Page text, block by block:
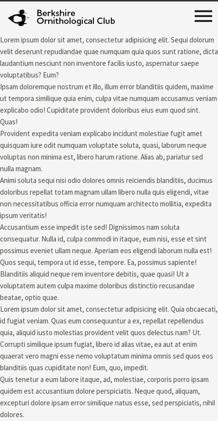
Lorem ipsum dolor sit amet, consectetur adipisicing elit. Sequi dolorum
velit deserunt repudiandae quae numquam quia quos sunt ratione, dicta
laudantium nesciunt non inventore facilis iusto, aspernatur saepe
voluptatibus? Eum?
Ipsam doloremque nostrum et illo, illum error blanditiis quidem, maxime
ut tempora similique quia enim, culpa vitae numquam accusamus veniam
explicabo odio! Cupiditate provident doloribus eius eum quod sint.
Quas!
Provident expedita veniam explicabo incidunt molestiae fugit amet
quisquam iure odit numquam voluptate soluta, quasi, laborum neque
voluptas non minima est, libero harum ratione. Alias ab, pariatur sed
nulla magnam.
Animi soluta sequi nisi odio dolores omnis reiciendis blanditiis, ducimus
doloribus repellat totam magnam ullam libero nulla quis eligendi, vitae
non necessitatibus officia error numquam architecto mollitia, expedita
ipsum veritatis!
Accusantium esse impedit iste sed! Dignissimos nam soluta
consequatur. Nulla id, culpa commodi in itaque, eum nisi, esse et sint
possimus eveniet ullam neque. Aperiam eos eligendi laborum nulla est!
Quos sequi, tempora ut id esse, tempore. Ea, possimus sapiente!
Blanditiis aliquid neque rem inventore debitis, quae quasi! Ut a
voluptatem autem culpa maxime doloribus distinctio recusandae
beatae, optio quae.
Lorem ipsum dolor sit amet, consectetur adipisicing elit. Quia obcaecati,
id fugiat veniam. Quas eum consequuntur a ex, repellat repellendus
quia, aliquid iusto molestias provident velit quos delectus nam? Ut.
Corrupti similique ipsum fugiat, libero id alias vitae, ea aut at enim
quaerat vero magni esse nemo voluptatum minima omnis sed quos eos
blanditiis quas cupiditate non! Eum, quo, impedit.
Quis tenetur a eum labore itaque, ad, molestiae, corporis porro ipsam
quidem est accusantium dolore perspiciatis. Neque quod, aliquam,
excepturi dolore ipsam error similique natus esse, sed perspiciatis, nihil
dolores.